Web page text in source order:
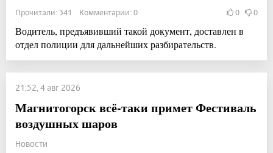
Прочитали: 341 Комментарии: 0 0 0
Водитель, предъявивший такой документ, доставлен в
отдел полиции для дальнейших разбирательств.
21:52, 4 авг 2026
Магнитогорск всё-таки примет Фестиваль
воздушных шаров
Новости